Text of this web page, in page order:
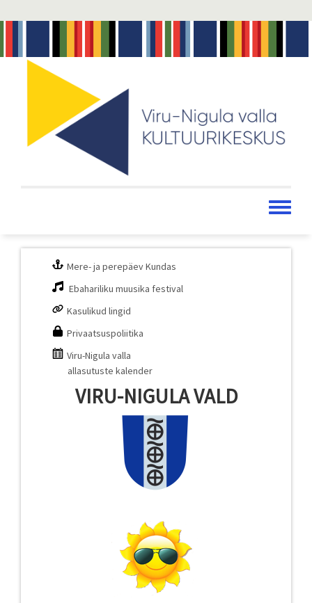
põhisisu
Toggle
Mere- ja perepäev Kundas
Ebahariliku muusika festival
Kasulikud lingid
Privaatsuspoliitika
Viru-Nigula valla
allasutuste kalender
VIRU-NIGULA VALD